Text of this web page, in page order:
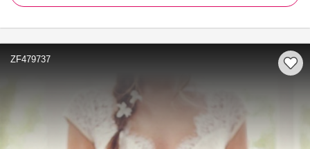
ZF479737